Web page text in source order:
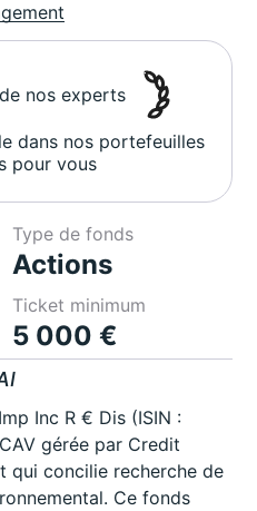
de nos experts
dans nos portefeuilles
pour vous
Type de fonds
Actions
Ticket minimum
5 000 €
Inc R € Dis (ISIN :
gérée par Credit
qui concilie recherche de
Ce fonds